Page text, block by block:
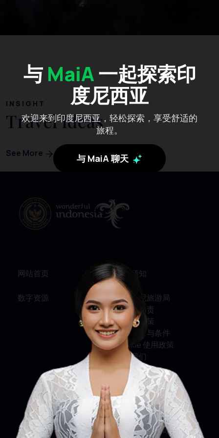
与 MaiA一起探索印
度尼西亚
欢迎来到印度尼西亚，轻松探索，享受舒适的
旅程。
与 MaiA 聊天
INSIGHT
Travel Ideas
See More
网站首页
数字资源
旅行须知
关于印尼旅游局
服务与问责
隐私权政策
使用条款与条件
Cookie 使用政策
联系我们
关注我们
印尼旅游部
印尼旅游局